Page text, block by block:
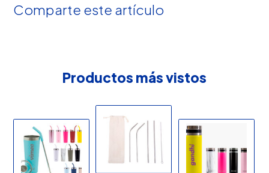
Comparte este artículo
Productos más vistos